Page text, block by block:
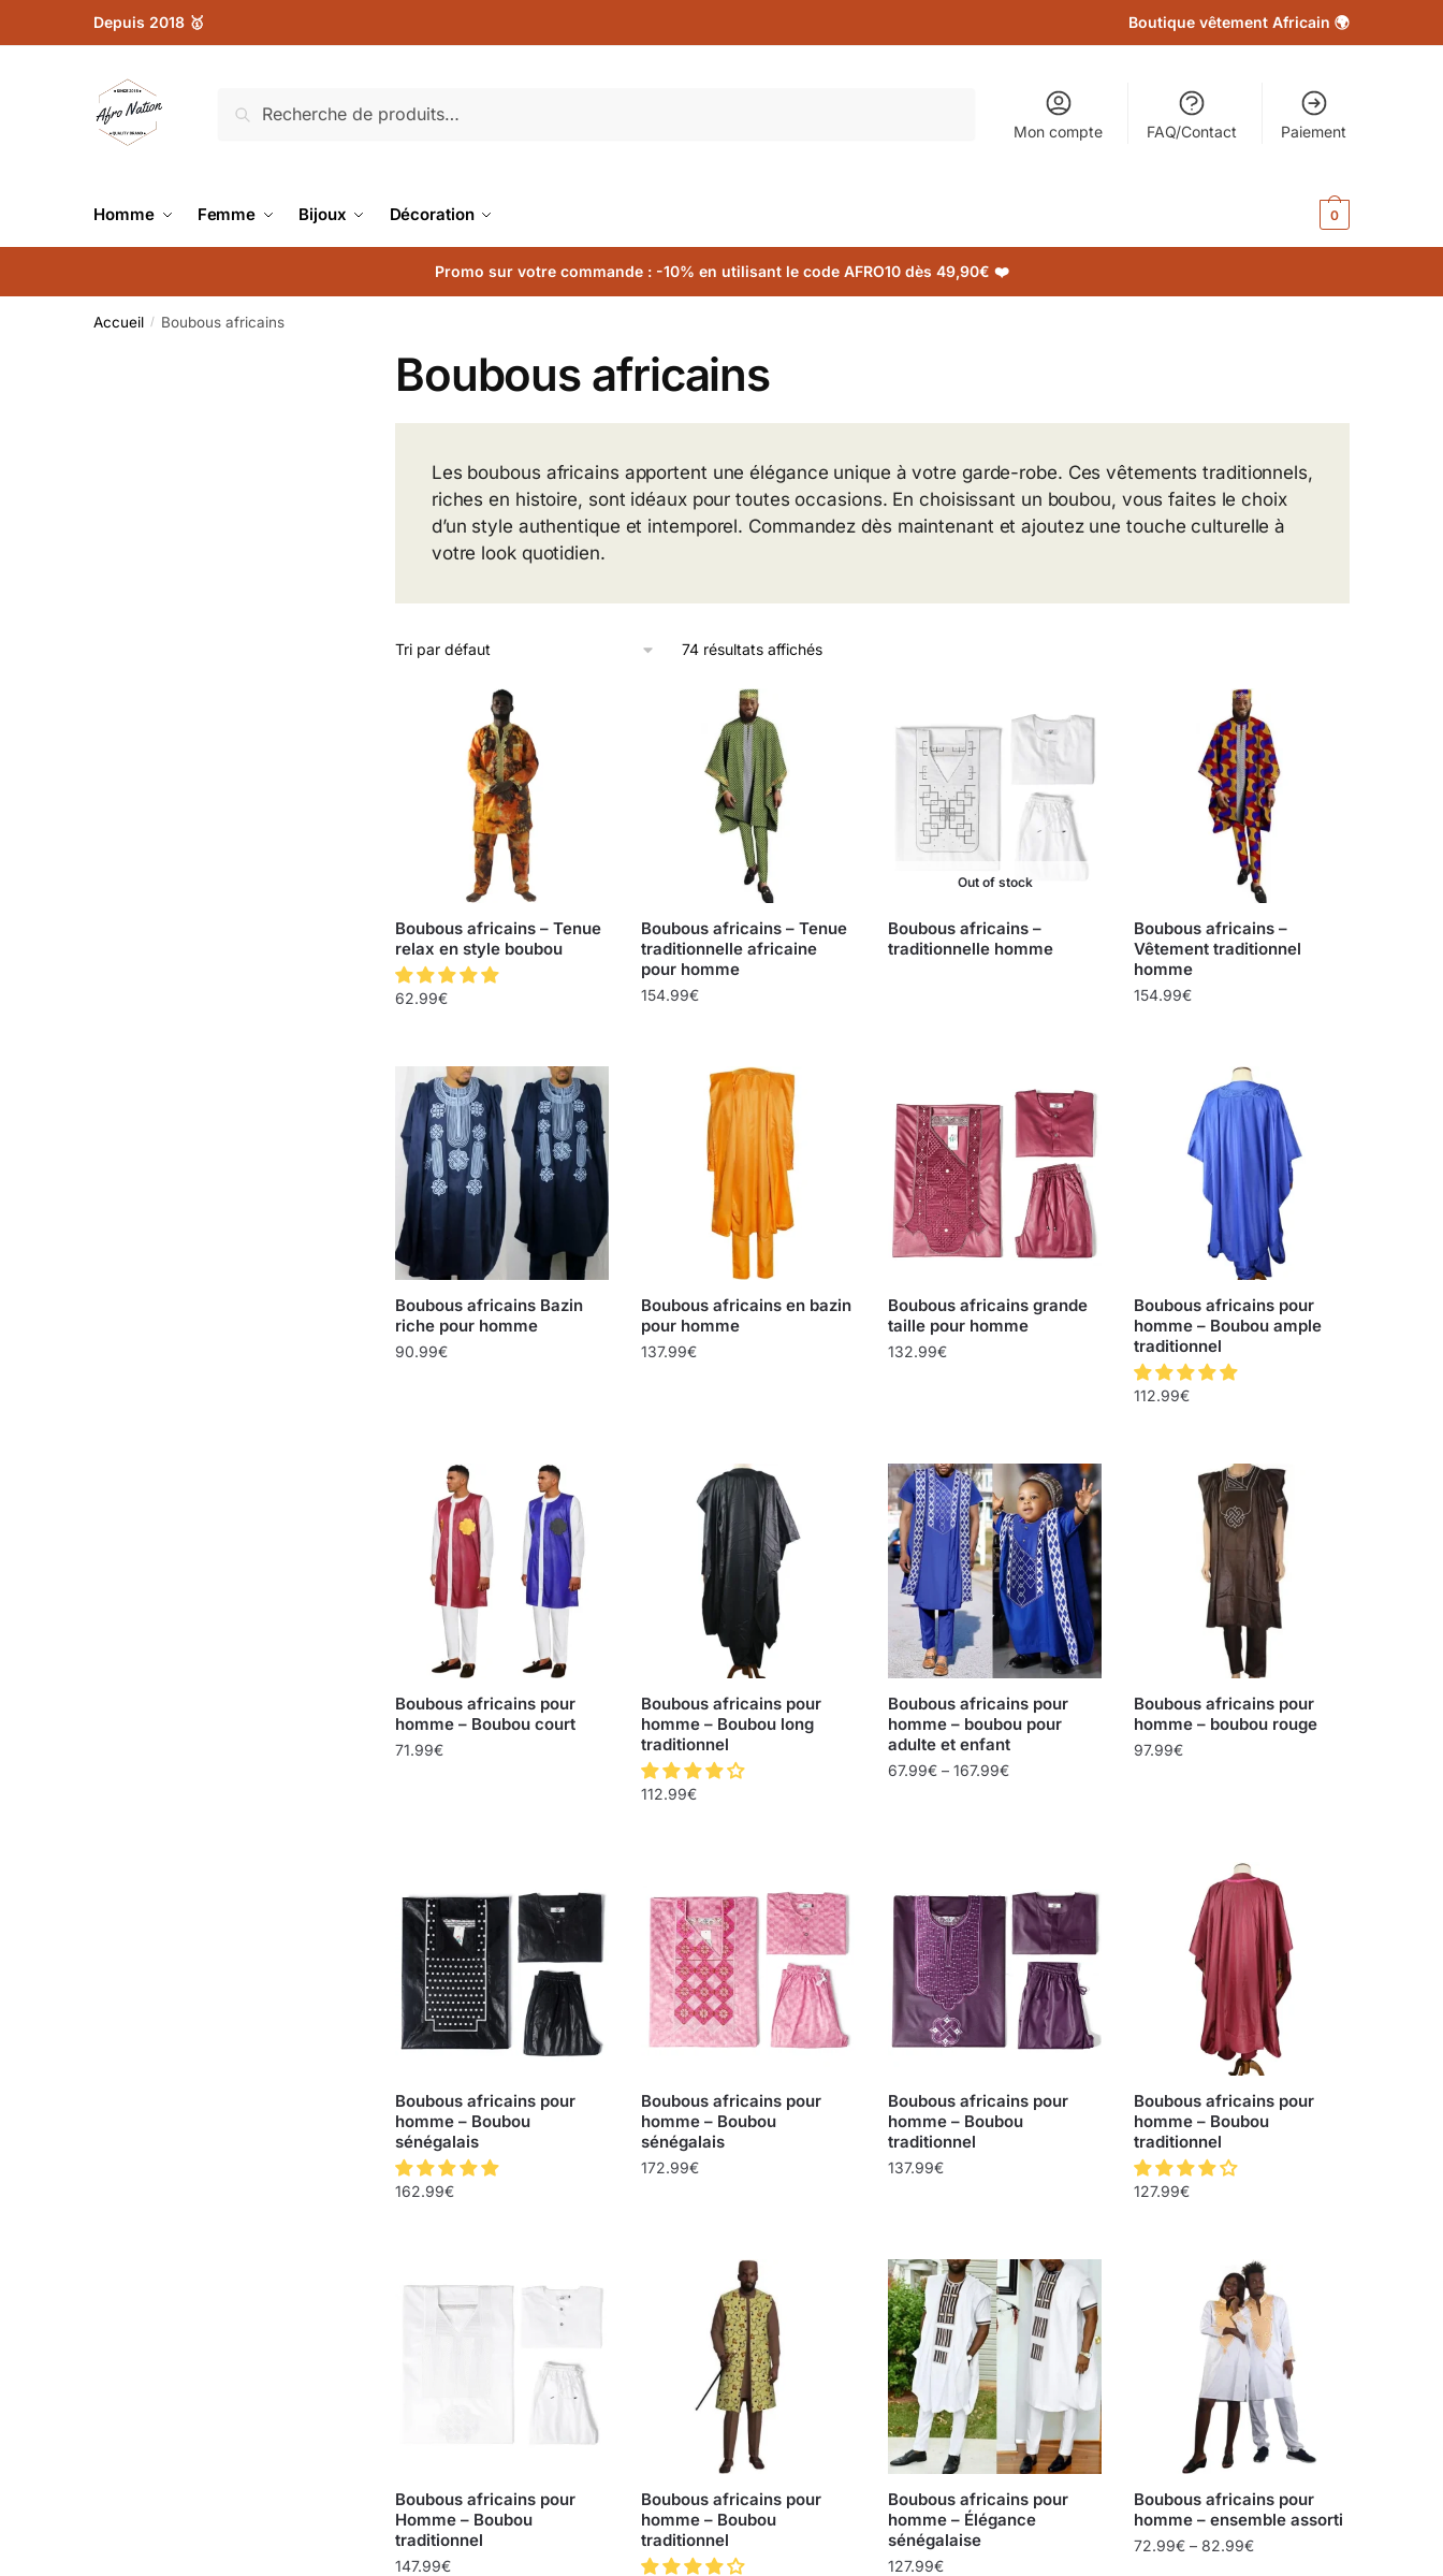
Depuis 2018 🥇 Boutique vêtement Africain 🌍
Recherche
Mon compte FAQ/Contact Paiement
Homme Femme Bijoux Décoration 0
Promo sur votre commande : -10% en utilisant le code AFRO10 dès 49,90€ ❤️
Accueil / Boubous africains
Boubous africains
Les boubous africains apportent une élégance unique à votre garde-robe. Ces vêtements traditionnels,
riches en histoire, sont idéaux pour toutes occasions. En choisissant un boubou, vous faites le choix
d’un style authentique et intemporel. Commandez dès maintenant et ajoutez une touche culturelle à
votre look quotidien.
74 résultats affichés
Boubous africains – Tenue
relax en style boubou
62.99€
Boubous africains – Tenue
traditionnelle africaine
pour homme
154.99€
Out of stock
Boubous africains –
traditionnelle homme
Boubous africains –
Vêtement traditionnel
homme
154.99€
Boubous africains Bazin
riche pour homme
90.99€
Boubous africains en bazin
pour homme
137.99€
Boubous africains grande
taille pour homme
132.99€
Boubous africains pour
homme – Boubou ample
traditionnel
112.99€
Boubous africains pour
homme – Boubou court
71.99€
Boubous africains pour
homme – Boubou long
traditionnel
112.99€
Boubous africains pour
homme – boubou pour
adulte et enfant
67.99€– 167.99€
Boubous africains pour
homme – boubou rouge
97.99€
Boubous africains pour
homme – Boubou
sénégalais
162.99€
Boubous africains pour
homme – Boubou
sénégalais
172.99€
Boubous africains pour
homme – Boubou
traditionnel
137.99€
Boubous africains pour
homme – Boubou
traditionnel
127.99€
Boubous africains pour
Homme – Boubou
traditionnel
147.99€
Boubous africains pour
homme – Boubou
traditionnel
Boubous africains pour
homme – Élégance
sénégalaise
127.99€
Boubous africains pour
homme – ensemble assorti
72.99€ –82.99€